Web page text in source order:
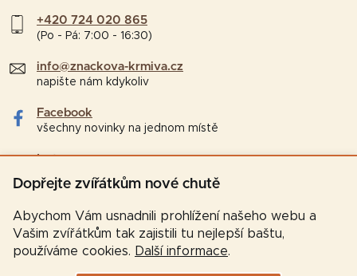
Dopřejte zvířátkům nové chutě
Abychom Vám usnadnili prohlížení našeho webu a
Vašim zvířátkům tak zajistili tu nejlepší baštu,
používáme cookies. Další informace.
+420 724 020 865
(Po - Pá: 7:00 - 16:30)
info@znackova-krmiva.cz
napište nám kdykoliv
Facebook
všechny novinky na jednom místě
Instagram
tipy a zajímavosti pro chovatele